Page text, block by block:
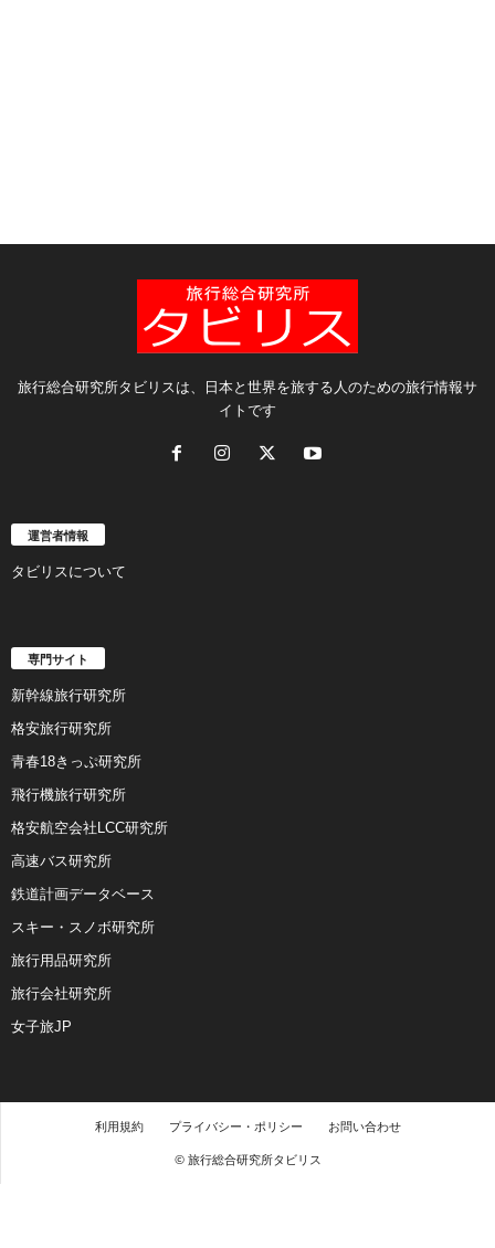
旅行総合研究所タビリスは、日本と世界を旅する人のための旅行情報サ
イトです
運営者情報
タビリスについて
専門サイト
新幹線旅行研究所
格安旅行研究所
青春18きっぷ研究所
飛行機旅行研究所
格安航空会社LCC研究所
高速バス研究所
鉄道計画データベース
スキー・スノボ研究所
旅行用品研究所
旅行会社研究所
女子旅JP
利用規約 プライバシー・ポリシー
お問い合わせ
© 旅行総合研究所タビリス